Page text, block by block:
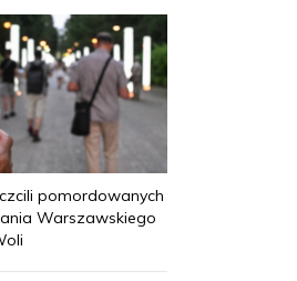
pomordowanych
Warszawskiego